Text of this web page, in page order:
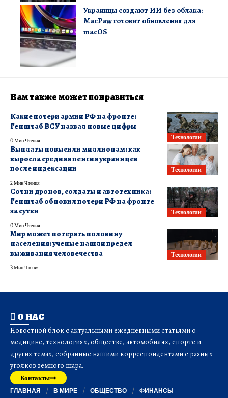
Украинцы создают ИИ без облака:
MacPaw готовит обновления для
macOS
Вам также может понравиться
Технологии
Какие потери армии РФ на фронте:
Генштаб ВСУ назвал новые цифры
0 Мин Чтения
Технологии
Выплаты повысили миллионам: как
выросла средняя пенсия украинцев
после индексации
2 Мин Чтения
Технологии
Сотни дронов, солдаты и автотехника:
Генштаб обновил потери РФ на фронте
за сутки
0 Мин Чтения
Технологии
Мир может потерять половину
населения: ученые нашли предел
выживания человечества
3 Мин Чтения
О НАС
Новостной блок с актуальными ежедневными статьями о
медицине, технологиях, обществе, автомобилях, спорте и
других темах, собранные нашими корреспондентами с разных
уголков земного шара.
Контакты
ГЛАВНАЯ В МИРЕ ОБЩЕСТВО ФИНАНСЫ